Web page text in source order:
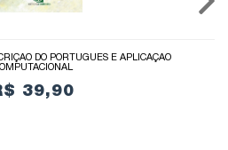
DO PORTUGUÊS E APLICAÇÃO
39,90